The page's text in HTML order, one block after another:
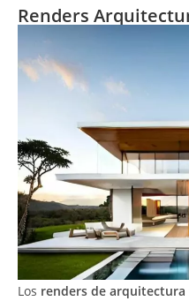
Renders
Los renders de arquitectura